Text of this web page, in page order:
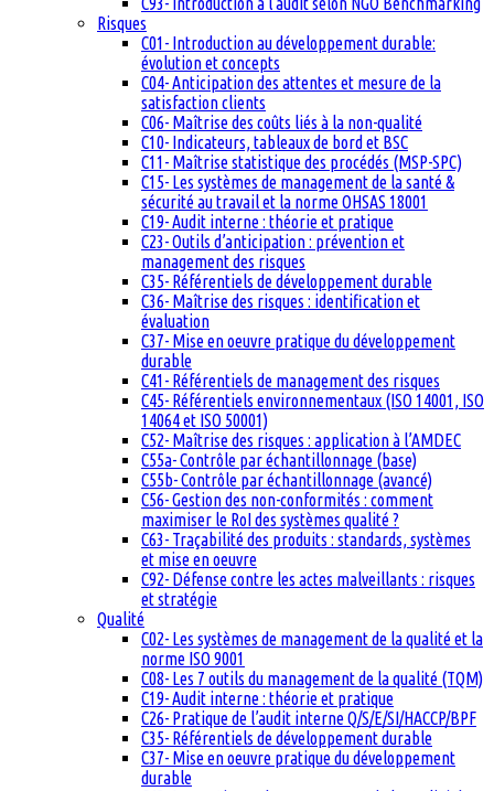
Risques
C01- Introduction au développement durable:
évolution et concepts
C04- Anticipation des attentes et mesure de la
satisfaction clients
C06- Maîtrise des coûts liés à la non-qualité
C10- Indicateurs, tableaux de bord et BSC
C11- Maîtrise statistique des procédés (MSP-SPC)
C15- Les systèmes de management de la santé &
sécurité au travail et la norme OHSAS 18001
C19- Audit interne : théorie et pratique
C23- Outils d’anticipation : prévention et
management des risques
C35- Référentiels de développement durable
C36- Maîtrise des risques : identification et
évaluation
C37- Mise en oeuvre pratique du développement
durable
C41- Référentiels de management des risques
C45- Référentiels environnementaux (ISO 14001, ISO
14064 et ISO 50001)
C52- Maîtrise des risques : application à l’AMDEC
C55a- Contrôle par échantillonnage (base)
C55b- Contrôle par échantillonnage (avancé)
C56- Gestion des non-conformités : comment
maximiser le RoI des systèmes qualité ?
C63- Traçabilité des produits : standards, systèmes
et mise en oeuvre
C92- Défense contre les actes malveillants : risques
et stratégie
Qualité
C02- Les systèmes de management de la qualité et la
norme ISO 9001
C08- Les 7 outils du management de la qualité (TQM)
C19- Audit interne : théorie et pratique
C26- Pratique de l’audit interne Q/S/E/SI/HACCP/BPF
C35- Référentiels de développement durable
C37- Mise en oeuvre pratique du développement
durable